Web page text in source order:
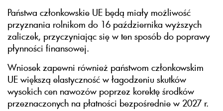
Państwa członkowskie UE będą miały możliwość
przyznania rolnikom do 16 października wyższych
zaliczek, przyczyniając się w ten sposób do poprawy
płynności finansowej.
Wniosek zapewni również państwom członkowskim
UE większą elastyczność w łagodzeniu skutków
wysokich cen nawozów poprzez korektę środków
przeznaczonych na płatności bezpośrednie w 2027 r.